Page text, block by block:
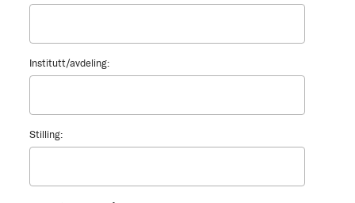
Institutt/avdeling:
Stilling: